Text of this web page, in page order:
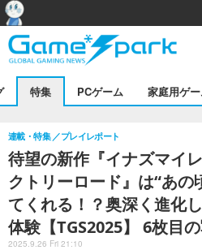
特集 PCゲーム 家庭用ゲー
待望の新作『イナズマイ
クトリーロード』は“あの
てくれる！？奥深く進化
体験【TGS2025】 6枚目
連載・特集 プレイレポート
2025.9.26 Fri 21:10